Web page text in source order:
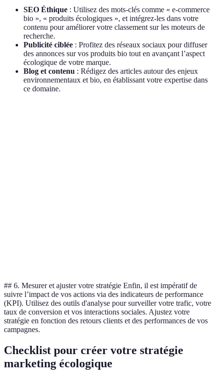
SEO Éthique : Utilisez des mots-clés comme « e-commerce
bio », « produits écologiques », et intégrez-les dans votre
contenu pour améliorer votre classement sur les moteurs de
recherche.
Publicité ciblée : Profitez des réseaux sociaux pour diffuser
des annonces sur vos produits bio tout en avançant l’aspect
écologique de votre marque.
Blog et contenu : Rédigez des articles autour des enjeux
environnementaux et bio, en établissant votre expertise dans
ce domaine.
## 6. Mesurer et ajuster votre stratégie Enfin, il est impératif de
suivre l’impact de vos actions via des indicateurs de performance
(KPI). Utilisez des outils d'analyse pour surveiller votre trafic, votre
taux de conversion et vos interactions sociales. Ajustez votre
stratégie en fonction des retours clients et des performances de vos
campagnes.
Checklist pour créer votre stratégie
marketing écologique